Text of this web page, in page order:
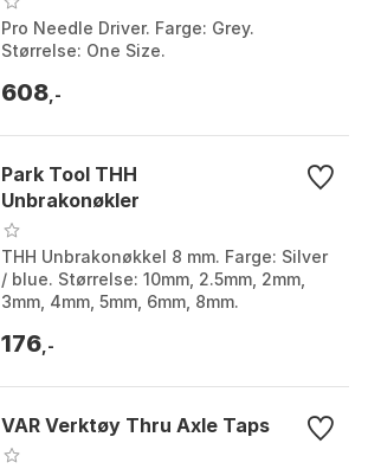
Pro Needle Driver. Farge: Grey.
Størrelse: One Size.
608 ,-
Park Tool THH
Unbrakonøkler
THH Unbrakonøkkel 8 mm. Farge: Silver
/ blue. Størrelse: 10mm, 2.5mm, 2mm,
3mm, 4mm, 5mm, 6mm, 8mm.
176 ,-
VAR Verktøy Thru Axle Taps